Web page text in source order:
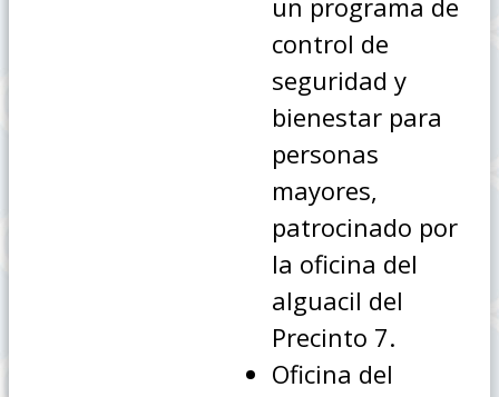
control de
seguridad y
bienestar para
personas
mayores,
patrocinado por
la oficina del
alguacil del
Precinto 7.
Oficina del